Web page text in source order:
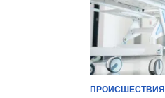
ПРОИСШЕСТВИЯ